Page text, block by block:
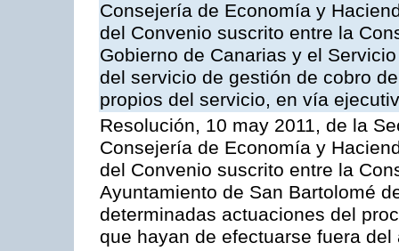
Consejería de Economía y
del Convenio suscrito entre la
Gobierno de Canarias y el
del servicio de gestión de cobro
propios del servicio, en vía
Resolución, 10 may 2011, de la
Consejería de Economía y
del Convenio suscrito entre la
Ayuntamiento de San Bartolomé
determinadas actuaciones del
que hayan de efectuarse fuera